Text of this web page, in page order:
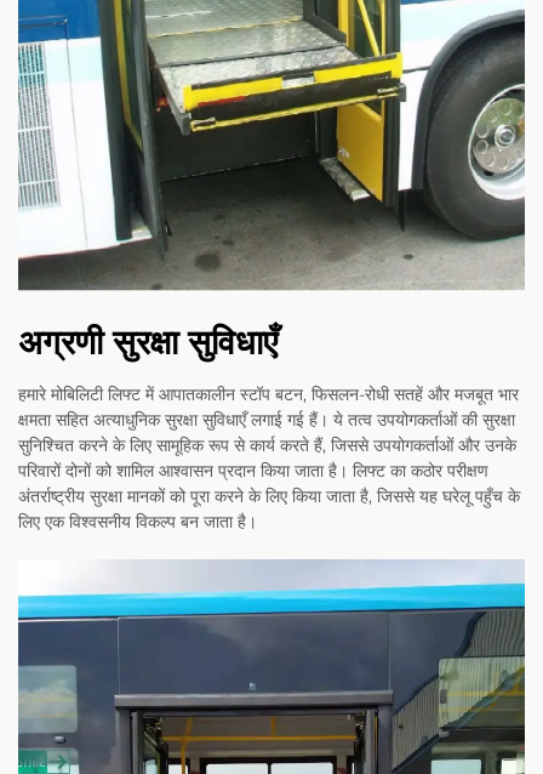
अग्रणी सुरक्षा सुविधाएँ
हमारे मोबिलिटी लिफ्ट में आपातकालीन स्टॉप बटन, फिसलन-रोधी सतहें और मजबूत भार
क्षमता सहित अत्याधुनिक सुरक्षा सुविधाएँ लगाई गई हैं। ये तत्व उपयोगकर्ताओं की सुरक्षा
सुनिश्चित करने के लिए सामूहिक रूप से कार्य करते हैं, जिससे उपयोगकर्ताओं और उनके
परिवारों दोनों को शामिल आश्वासन प्रदान किया जाता है। लिफ्ट का कठोर परीक्षण
अंतर्राष्ट्रीय सुरक्षा मानकों को पूरा करने के लिए किया जाता है, जिससे यह घरेलू पहुँच के
लिए एक विश्वसनीय विकल्प बन जाता है।